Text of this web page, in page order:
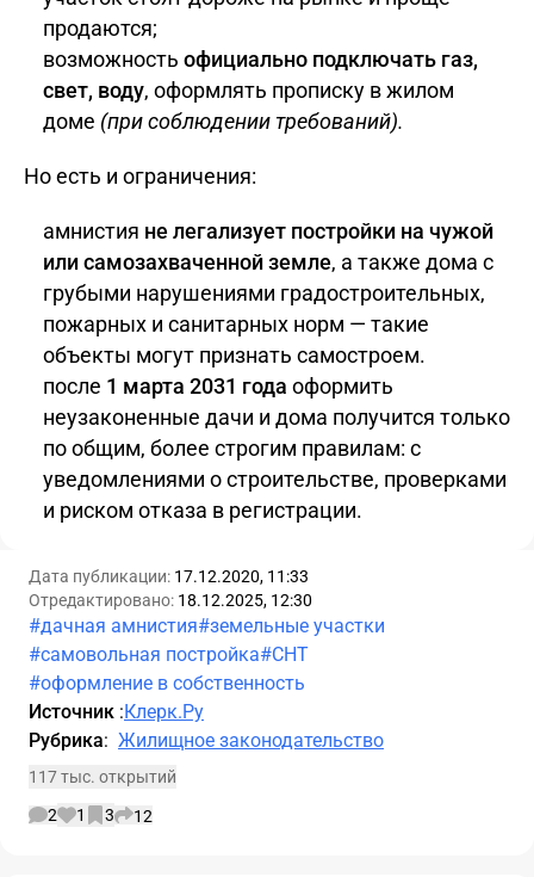
продаются;
возможность официально подключать газ,
свет, воду, оформлять прописку в жилом
доме (при соблюдении требований).
Но есть и ограничения:
амнистия не легализует постройки на чужой
или самозахваченной земле, а также дома с
грубыми нарушениями градостроительных,
пожарных и санитарных норм — такие
объекты могут признать самостроем.
после 1 марта 2031 года оформить
неузаконенные дачи и дома получится только
по общим, более строгим правилам: с
уведомлениями о строительстве, проверками
и риском отказа в регистрации.
Дата публикации: 17.12.2020, 11:33
Отредактировано: 18.12.2025, 12:30
#дачная амнистия#земельные участки
#самовольная постройка#СНТ
#оформление в собственность
Источник :Клерк.Ру
Рубрика: Жилищное законодательство
117 тыс. открытий
2
1 3 12